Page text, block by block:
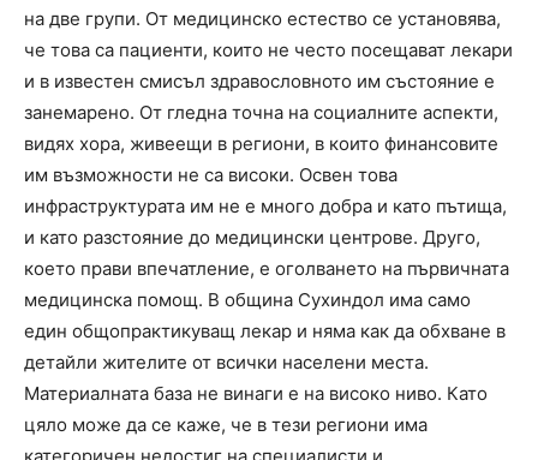
на две групи. От медицинско естество се установява,
че това са пациенти, които не често посещават лекари
и в известен смисъл здравословното им състояние е
занемарено. От гледна точна на социалните аспекти,
видях хора, живеещи в региони, в които финансовите
им възможности не са високи. Освен това
инфраструктурата им не е много добра и като пътища,
и като разстояние до медицински центрове. Друго,
което прави впечатление, е оголването на първичната
медицинска помощ. В община Сухиндол има само
един общопрактикуващ лекар и няма как да обхване в
детайли жителите от всички населени места.
Материалната база не винаги е на високо ниво. Като
цяло може да се каже, че в тези региони има